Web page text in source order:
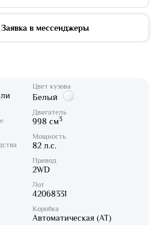
Заявка в мессенджеры
Цвет кузова
Белый
Двигатель
998 см3
Мощность
82 л.с.
Привод
2WD
Лот
42068331
Коробка
Автоматическая (AT)